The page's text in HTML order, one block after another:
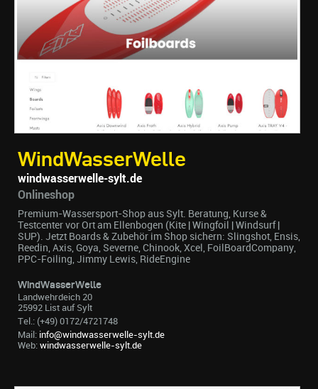
WindWasserWelle
windwasserwelle-sylt.de
Onlineshop
Premium-Wassersport-Shop aus Sylt. Beratung, Kurse &
Testcenter vor Ort am Ellenbogen (Kite | Wingfoil | Windsurf |
SUP). Jetzt Boards & Zubehör im Shop sichern: Slingshot, Ensis,
Reedin, Axis, Goya, Severne, Chinook, Xcel, FoilBoardCompany,
PPC-Foiling, Jimmy Lewis, RideEngine
WindWasserWelle
Landwehrdeich 20
25992 List auf Sylt
Tel.: (+49) 0172/4721748
Mail: info@windwasserwelle-sylt.de
Web: windwasserwelle-sylt.de